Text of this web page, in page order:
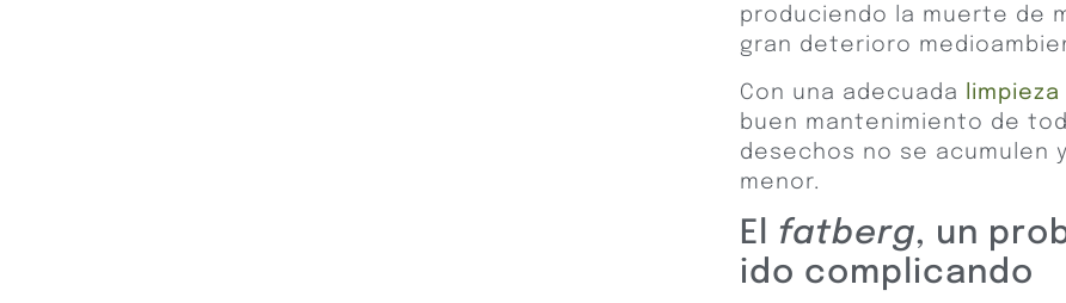
produciendo la muerte de
gran deterioro
Con una adecuada
buen mantenimiento de
desechos no se acumulen
menor.
El fatberg, un
ido complicando